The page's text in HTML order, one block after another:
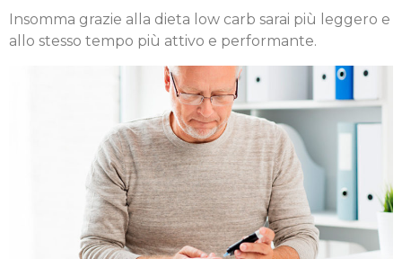
Insomma grazie alla dieta low carb sarai più leggero e
allo stesso tempo più attivo e performante.